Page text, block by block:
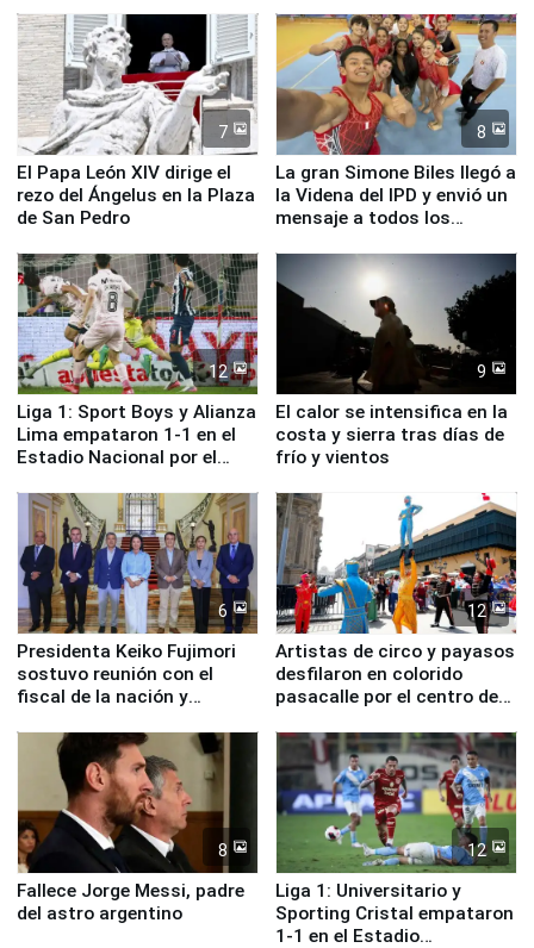
7
El Papa León XIV dirige el
rezo del Ángelus en la Plaza
de San Pedro
8
La gran Simone Biles llegó a
la Videna del IPD y envió un
mensaje a todos los
12
Liga 1: Sport Boys y Alianza
Lima empataron 1-1 en el
Estadio Nacional por el
9
El calor se intensifica en la
costa y sierra tras días de
frío y vientos
6
Presidenta Keiko Fujimori
sostuvo reunión con el
fiscal de la nación y
12
Artistas de circo y payasos
desfilaron en colorido
pasacalle por el centro de
8
Fallece Jorge Messi, padre
del astro argentino
12
Liga 1: Universitario y
Sporting Cristal empataron
1-1 en el Estadio